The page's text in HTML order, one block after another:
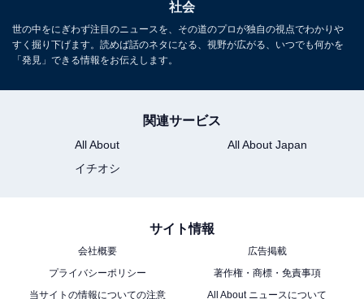
も怖かった」と、あとあとまで話していたという。
次ページ 10歳で父を超えた「専門知識」
社会
世の中をにぎわず注目のニュースを、その道のプロが独自の視点でわかりや
すく掘り下げます。読めば話のネタになる、視野が広がる、いつでも何かを
「発見」できる情報をお伝えします。
関連サービス
All About
All About Japan
イチオシ
サイト情報
会社概要
広告掲載
プライバシーポリシー
著作権・商標・免責事項
当サイトの情報についての注意
All About ニュースについて